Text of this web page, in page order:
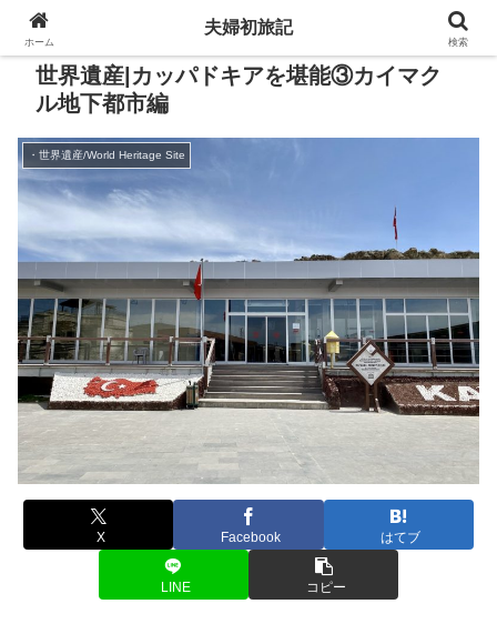
世界遺産|カッパドキアを堪能③カイマク
ル地下都市編
・世界遺産/World Heritage Site
X Facebook はてブ
LINE コピー
ホーム
夫婦初旅記
検索